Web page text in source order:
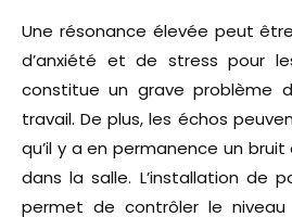
Une résonance élevée peut
d’anxiété et de stress pour
constitue un grave problème
travail. De plus, les échos
qu’il y a en permanence un
dans la salle. L’installation de
permet de contrôler le